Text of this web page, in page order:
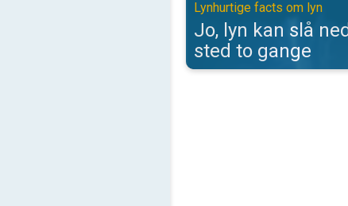
Lynhurtige facts om lyn
Jo, lyn kan slå
sted to gange